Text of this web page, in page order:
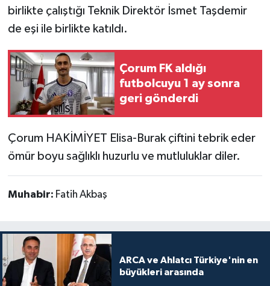
birlikte çalıştığı Teknik Direktör İsmet Taşdemir
de eşi ile birlikte katıldı.
Çorum FK aldığı
futbolcuyu 1 ay sonra
geri gönderdi
Çorum HAKİMİYET Elisa-Burak çiftini tebrik eder
ömür boyu sağlıklı huzurlu ve mutluluklar diler.
Muhabir: Fatih Akbaş
ARCA ve Ahlatcı Türkiye'nin en
büyükleri arasında